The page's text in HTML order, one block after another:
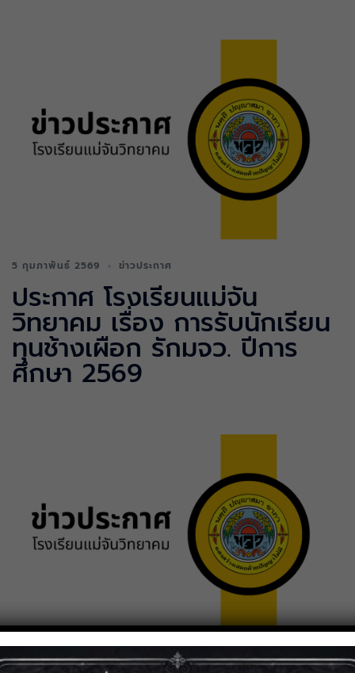
5 กุมภาพันธ์ 2569 ข่าวประกาศ
ประกาศ โรงเรียนแม่จัน
วิทยาคม เรื่อง การรับนักเรียน
ทุนช้างเผือก รักมจว. ปีการ
ศึกษา 2569
5 กุมภาพันธ์ 2569 ข่าวประกาศ